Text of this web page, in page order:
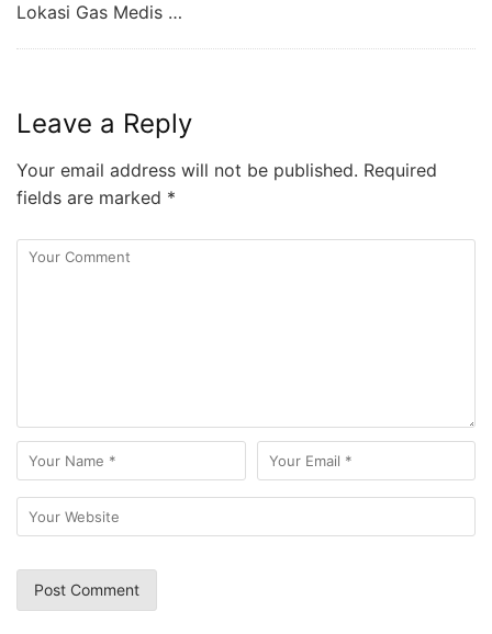
Lokasi Gas Medis …
Leave a Reply
Your email address will not be published. Required
fields are marked *